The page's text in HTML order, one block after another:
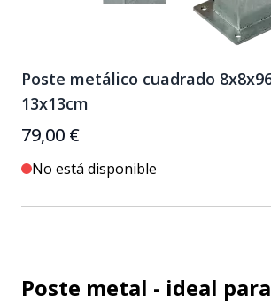
Poste metálico cuadrado
13x13cm
79,00 €
No está disponible
Poste metal - ideal